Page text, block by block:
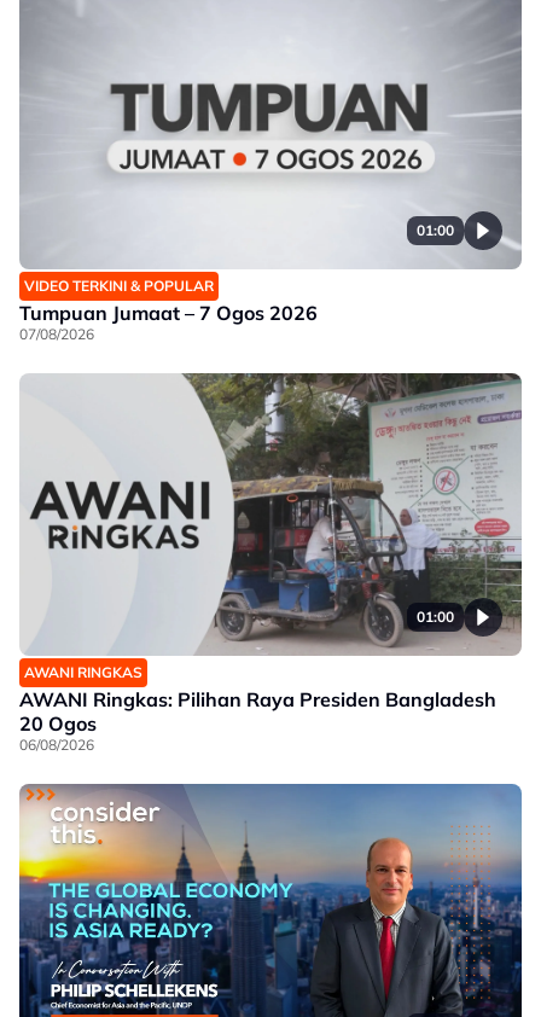
01:00
VIDEO TERKINI & POPULAR
Tumpuan Jumaat – 7 Ogos 2026
07/08/2026
01:00
AWANI RINGKAS
AWANI Ringkas: Pilihan Raya Presiden Bangladesh
20 Ogos
06/08/2026